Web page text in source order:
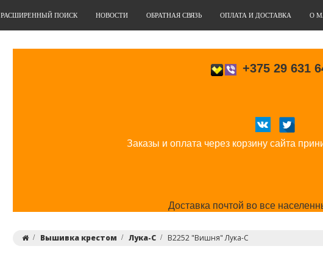
РАСШИРЕННЫЙ ПОИСК НОВОСТИ ОБРАТНАЯ СВЯЗЬ ОПЛАТА И ДОСТАВКА О
+375 29 631
Заказы и оплата через корзину сайта
Доставка почтой во все
Вышивка крестом Лука-С В2252 "Вишня" Лука-С